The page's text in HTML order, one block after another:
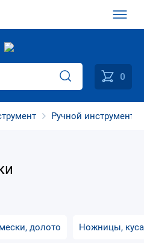
0
Ручной инструмент
долото Ножницы,